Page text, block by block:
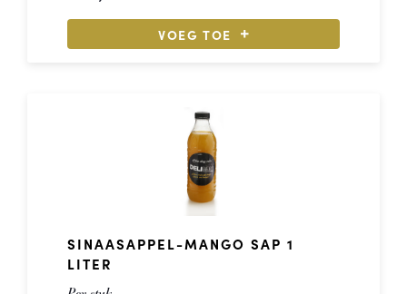
Subgebied: Vin De Pays D’oc
Alcohol: 13%
VOEG TOE
SINAASAPPEL-MANGO SAP 1
LITER